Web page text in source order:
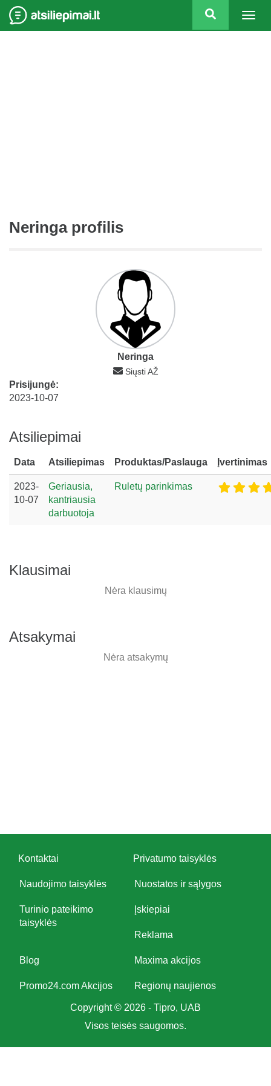
Neringa profilis
Neringa
Siųsti AŽ
Prisijungė:
2023-10-07
Atsiliepimai
Data Atsiliepimas Produktas/Paslauga Įvertinimas
2023-
10-07
Geriausia,
kantriausia
darbuotoja
Ruletų parinkimas
Klausimai
Nėra klausimų
Atsakymai
Nėra atsakymų
Kontaktai Privatumo taisyklės
Naudojimo taisyklės Nuostatos ir sąlygos
Turinio pateikimo
taisyklės
Įskiepiai
Reklama
Blog Maxima akcijos
Promo24.com Akcijos Regionų naujienos
Copyright © 2026 - Tipro, UAB
Visos teisės saugomos.